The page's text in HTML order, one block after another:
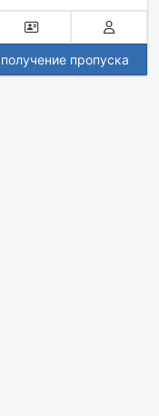
пропуска